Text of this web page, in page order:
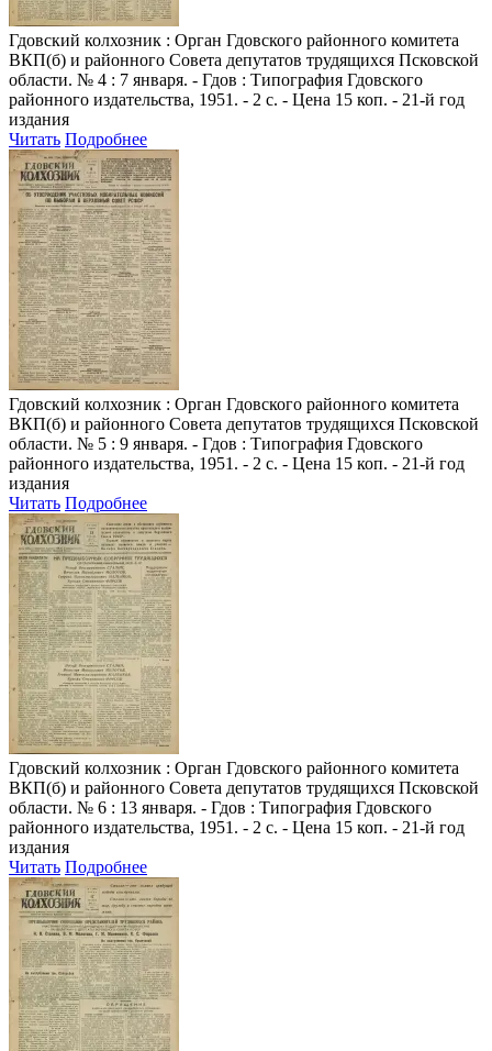
Гдовский колхозник : Орган Гдовского районного комитета
ВКП(б) и районного Совета депутатов трудящихся Псковской
области. № 4 : 7 января. - Гдов : Типография Гдовского
районного издательства, 1951. - 2 с. - Цена 15 коп. - 21-й год
издания
Читать Подробнее
Гдовский колхозник : Орган Гдовского районного комитета
ВКП(б) и районного Совета депутатов трудящихся Псковской
области. № 5 : 9 января. - Гдов : Типография Гдовского
районного издательства, 1951. - 2 с. - Цена 15 коп. - 21-й год
издания
Читать Подробнее
Гдовский колхозник : Орган Гдовского районного комитета
ВКП(б) и районного Совета депутатов трудящихся Псковской
области. № 6 : 13 января. - Гдов : Типография Гдовского
районного издательства, 1951. - 2 с. - Цена 15 коп. - 21-й год
издания
Читать Подробнее